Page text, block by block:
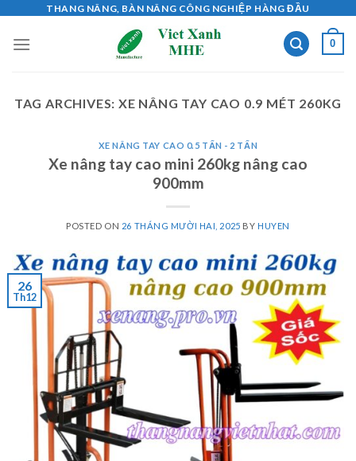
content
THANG NÂNG, BÀN NÂNG CÔNG NGHIỆP HÀNG ĐẦU
0
TAG ARCHIVES: XE NÂNG TAY CAO 0.9 MÉT 260KG
XE NÂNG TAY CAO 0.5 TẤN - 2 TẤN
Xe nâng tay cao mini 260kg nâng cao
900mm
POSTED ON 26 THÁNG MƯỜI HAI, 2025 BY HUYEN
26
Th12